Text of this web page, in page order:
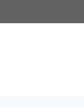
al